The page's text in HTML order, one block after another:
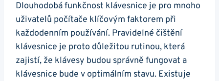
Dlouhodobá funkčnost klávesnice je pro mnoho
⁣uživatelů počítače klíčovým faktorem při
každodenním používání. Pravidelné čištění
klávesnice je proto důležitou rutinou,⁤ která
zajistí, že klávesy budou⁢ správně fungovat a
klávesnice bude v optimálním stavu. Existuje